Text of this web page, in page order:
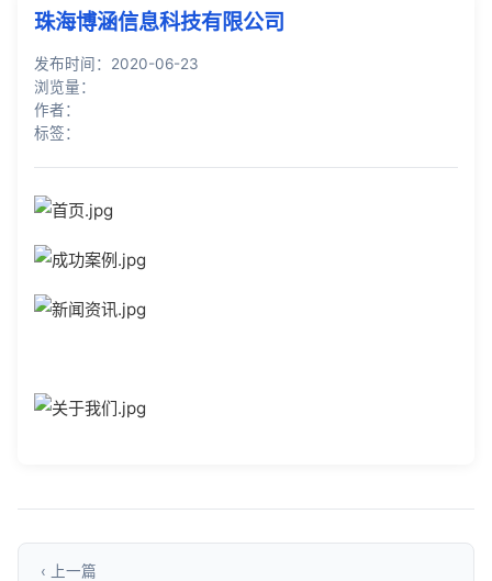
知识库
公司介绍
珠海博涵信息科技有限公司
发布时间：2020-06-23
浏览量：
作者：
标签：
‹ 上一篇